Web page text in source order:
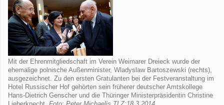
Mit der Ehrenmitgliedschaft im Verein Weimarer Dreieck wurde der
ehemalige polnische Außenminister, Wladyslaw Bartoszewski (rechts),
ausgezeichnet. Zu den ersten Gratulanten bei der Festveranstaltung im
Hotel Russischer Hof gehörten sein früherer deutscher Amtskollege
Hans-Dietrich Genscher und die Thüringer Ministerpräsidentin Christine